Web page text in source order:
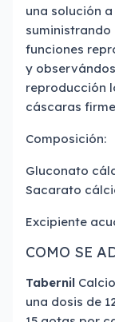
una solución
suministrando
funciones
y
reproducción
cáscaras
Composición:
Gluconato
Sacarato
Excipiente
COMO SE
Tabernil
una dosis de